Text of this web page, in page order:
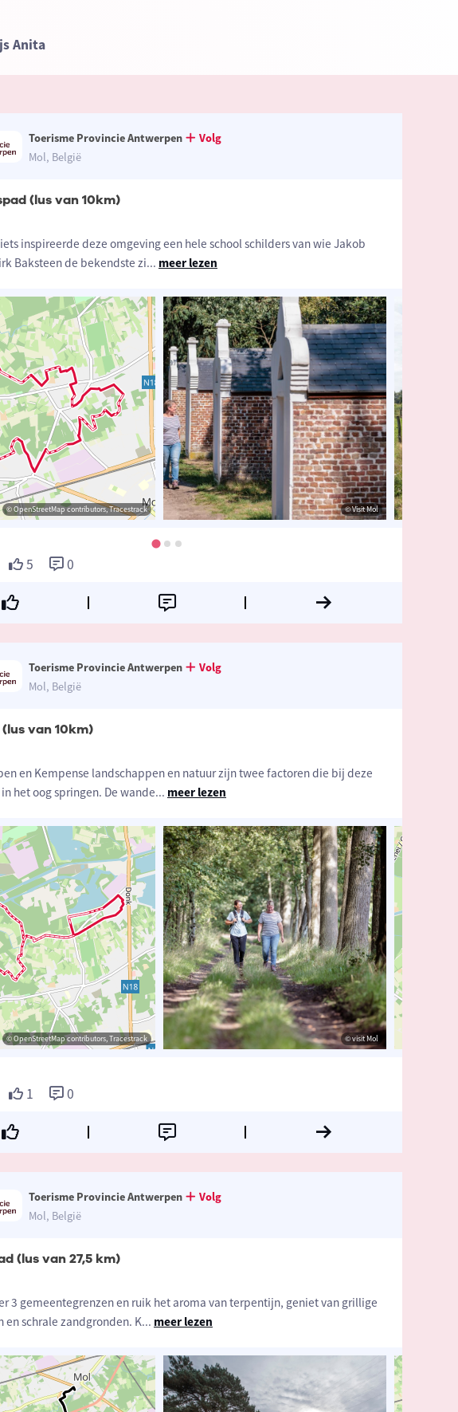
Anita
© Visit Mol © OpenStreetMap contributors, Tracestrack
Toerisme Provincie Antwerpen
Volg
Mol, België
(lus van 10km)
inspireerde deze omgeving een hele school schilders van wie Jakob
Baksteen de bekendste zi... meer lezen
© OpenStreetMap contributors, Tracestrack © Visit Mol
5 0
© Visit Mol © OpenStreetMap contributors, Tracestrack
Toerisme Provincie Antwerpen
Volg
Mol, België
van 10km)
en Kempense landschappen en natuur zijn twee factoren die bij deze
het oog springen. De wande... meer lezen
© OpenStreetMap contributors, Tracestrack © visit Mol
1 0
Toerisme Provincie Antwerpen
Volg
Mol, België
(lus van 27,5 km)
3 gemeentegrenzen en ruik het aroma van terpentijn, geniet van grillige
en schrale zandgronden. K... meer lezen